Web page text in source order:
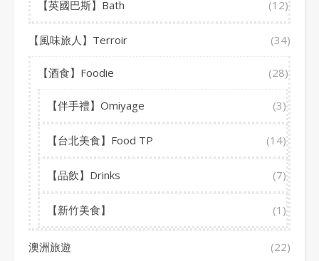
【英國巴斯】Bath (12)
【風味旅人】Terroir (34)
【酒食】Foodie (28)
【伴手禮】Omiyage (3)
【台北美食】Food TP (14)
【品飲】Drinks (7)
【新竹美食】 (1)
澳洲旅遊 (22)